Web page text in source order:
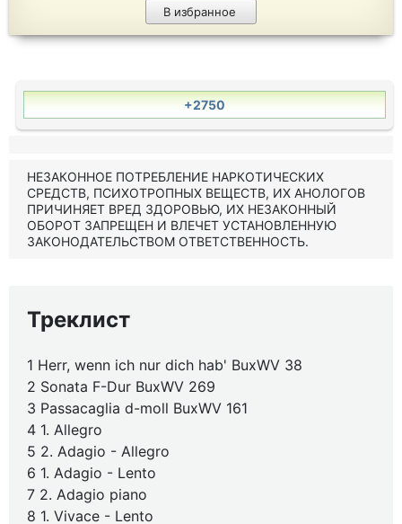
В избранное
+2750
НЕЗАКОННОЕ ПОТРЕБЛЕНИЕ НАРКОТИЧЕСКИХ
СРЕДСТВ, ПСИХОТРОПНЫХ ВЕЩЕСТВ, ИХ АНОЛОГОВ
ПРИЧИНЯЕТ ВРЕД ЗДОРОВЬЮ, ИХ НЕЗАКОННЫЙ
ОБОРОТ ЗАПРЕЩЕН И ВЛЕЧЕТ УСТАНОВЛЕННУЮ
ЗАКОНОДАТЕЛЬСТВОМ ОТВЕТСТВЕННОСТЬ.
Треклист
1 Herr, wenn ich nur dich hab' BuxWV 38
2 Sonata F-Dur BuxWV 269
3 Passacaglia d-moll BuxWV 161
4 1. Allegro
5 2. Adagio - Allegro
6 1. Adagio - Lento
7 2. Adagio piano
8 1. Vivace - Lento